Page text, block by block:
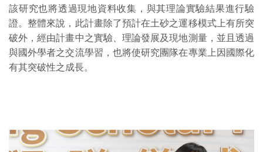
該研究也將透過現地資料收集，與其理論實驗結果進行驗
證。整體來說，此計畫除了預計在土砂之運移模式上有所突
破外，經由計畫中之實驗、理論發展及現地測量，並且透過
與國外學者之交流學習，也將使研究團隊在專業上因國際化
有其突破性之成長。